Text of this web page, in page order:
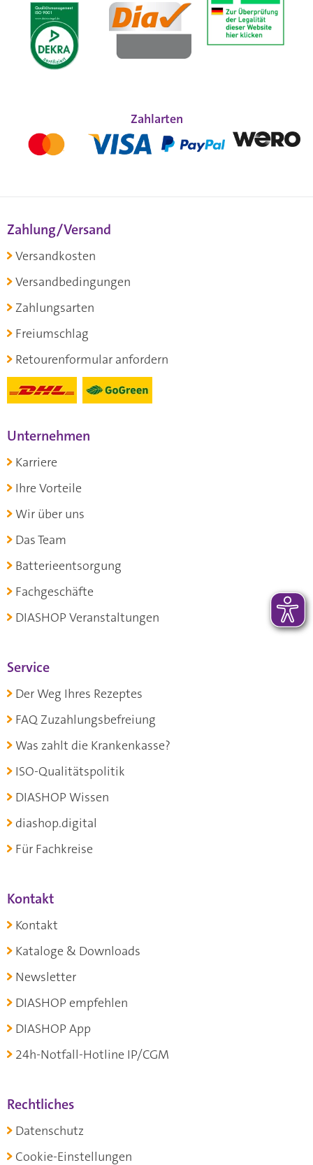
Zahlarten
Zahlung/Versand
Versandkosten
Versandbedingungen
Zahlungsarten
Freiumschlag
Retourenformular anfordern
Unternehmen
Karriere
Ihre Vorteile
Wir über uns
Das Team
Batterieentsorgung
Fachgeschäfte
DIASHOP Veranstaltungen
Service
Der Weg Ihres Rezeptes
FAQ Zuzahlungsbefreiung
Was zahlt die Krankenkasse?
ISO-Qualitätspolitik
DIASHOP Wissen
diashop.digital
Für Fachkreise
Kontakt
Kontakt
Kataloge & Downloads
Newsletter
DIASHOP empfehlen
DIASHOP App
24h-Notfall-Hotline IP/CGM
Rechtliches
Datenschutz
Cookie-Einstellungen